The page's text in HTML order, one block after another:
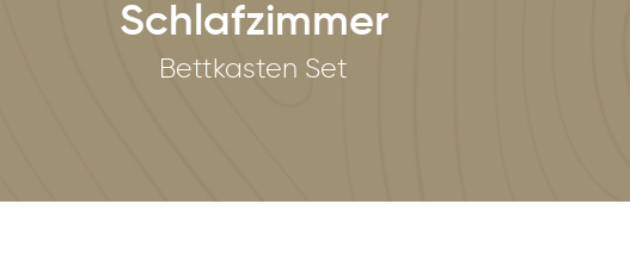
Schlafzimmer
Bettkasten Set